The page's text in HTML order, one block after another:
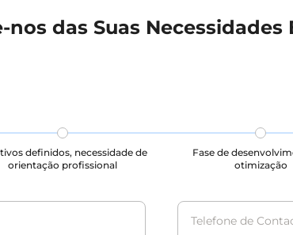
nos das Suas Necessidades
definidos, necessidade de
orientação profissional
Fase de
otimização
Telefone de